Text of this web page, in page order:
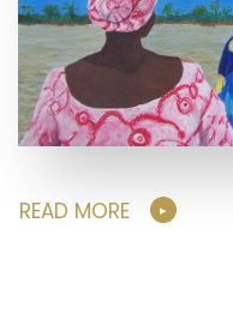
READ MORE